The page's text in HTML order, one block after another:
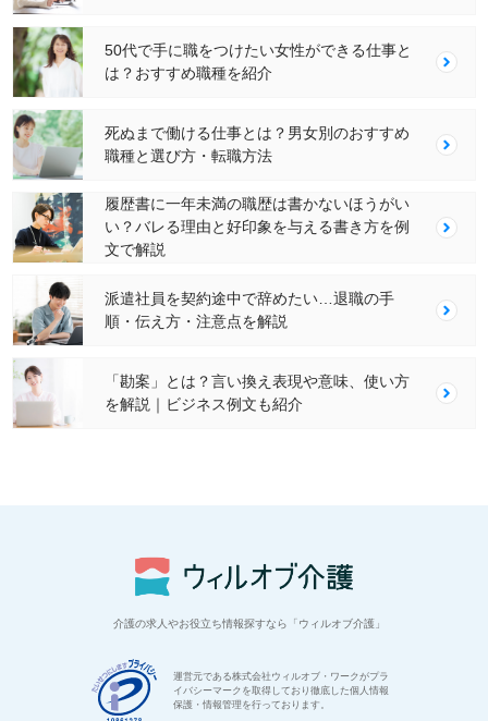
50代で手に職をつけたい女性ができる仕事と
は？おすすめ職種を紹介
死ぬまで働ける仕事とは？男女別のおすすめ
職種と選び方・転職方法
履歴書に一年未満の職歴は書かないほうがい
い？バレる理由と好印象を与える書き方を例
文で解説
派遣社員を契約途中で辞めたい…退職の手
順・伝え方・注意点を解説
「勘案」とは？言い換え表現や意味、使い方
を解説｜ビジネス例文も紹介
介護の求人やお役立ち情報探すなら「ウィルオブ介護」
運営元である株式会社ウィルオブ・ワークがプラ
イバシーマークを取得しており徹底した個人情報
保護・情報管理を行っております。